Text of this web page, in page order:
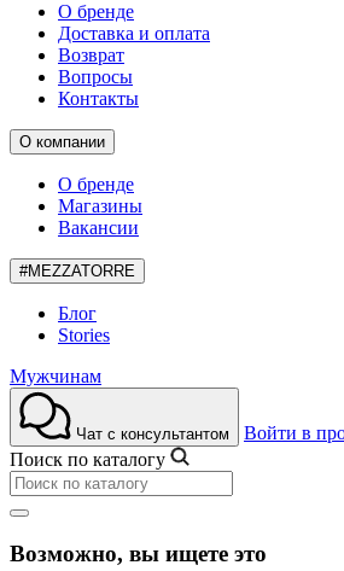
О бренде
Доставка и оплата
Возврат
Вопросы
Контакты
О компании
О бренде
Магазины
Вакансии
#MEZZATORRE
Блог
Stories
Мужчинам
Чат с консультантом
Войти в
Поиск по каталогу
Возможно, вы ищете это